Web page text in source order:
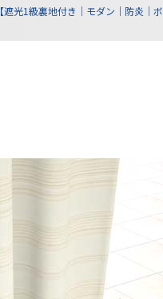
【遮光1級裏地付き｜モダン｜防炎